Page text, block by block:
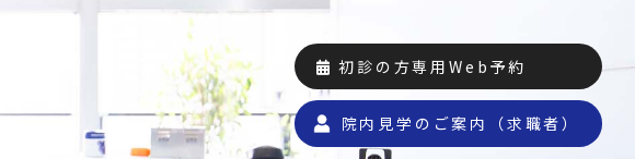
初診の方専用Web予約
院内見学のご案内（求職者）